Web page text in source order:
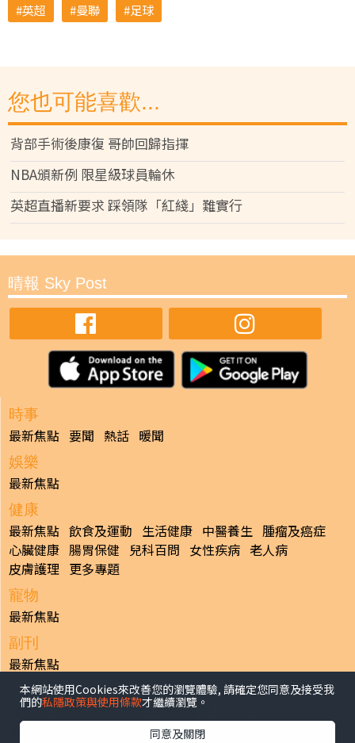
英超 曼聯 足球
您也可能喜歡...
背部手術後康復 哥帥回歸指揮
NBA頒新例 限星級球員輪休
英超直播新要求 踩領隊「紅綫」難實行
晴報 Sky Post
時事
最新焦點 要聞 熱話 暖聞
娛樂
最新焦點
健康
最新焦點 飲食及運動 生活健康 中醫養生 腫瘤及癌症
心臟健康 腸胃保健 兒科百問 女性疾病 老人病
皮膚護理 更多專題
寵物
最新焦點
副刊
最新焦點
日報
揭頁版 港聞 財經/地產 中國/國際
生活副刊
體育 專題/人物
本網站使用Cookies來改善您的瀏覽體驗, 請確定您同意及接受我
們的私隱政策與使用條款才繼續瀏覽。
同意及關閉